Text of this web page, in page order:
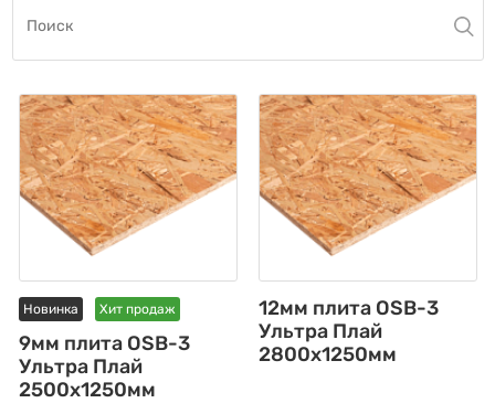
Новинка Хит продаж
9мм плита OSB-3
Ультра Плай
2500x1250мм
12мм плита OSB-3
Ультра Плай
2800x1250мм